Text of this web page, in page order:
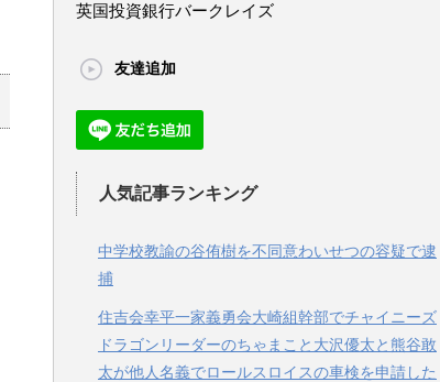
英国投資銀行バークレイズ
友達追加
人気記事ランキング
中学校教諭の谷侑樹を不同意わいせつの容疑で逮
捕
住吉会幸平一家義勇会大崎組幹部でチャイニーズ
ドラゴンリーダーのちゃまこと大沢優太と熊谷敢
太が他人名義でロールスロイスの車検を申請した